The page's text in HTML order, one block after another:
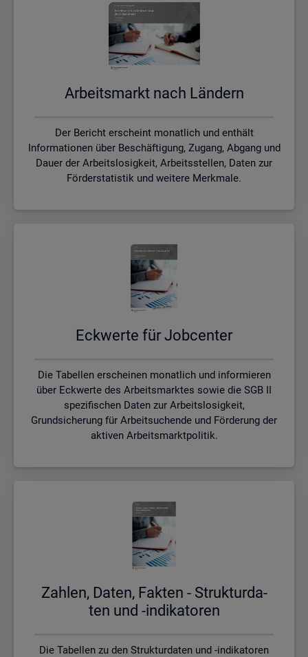
Ar­beits­markt nach Län­dern
Der Bericht erscheint monatlich und enthält
Informationen über Beschäftigung, Zugang, Abgang und
Dauer der Arbeitslosigkeit, Arbeitsstellen, Daten zur
Förderstatistik und weitere Merkmale.
Eck­wer­te für Job­cen­ter
Die Tabellen erscheinen monatlich und informieren
über Eckwerte des Arbeitsmarktes sowie die SGB II
spezifischen Daten zur Arbeitslosigkeit,
Grundsicherung für Arbeitsuchende und Förderung der
aktiven Arbeitsmarktpolitik.
Zah­len, Daten, Fak­ten - Struk­tur­da­
ten und -in­di­ka­to­ren
Die Tabellen zu den Strukturdaten und -indikatoren